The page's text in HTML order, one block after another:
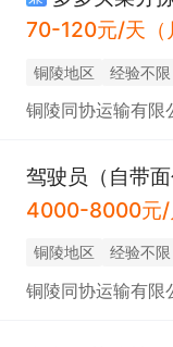
70-120元/天（
铜陵地区 经验不限
铜陵同协运输有限
驾驶员（自带面
4000-8000元/
铜陵地区 经验不限
铜陵同协运输有限